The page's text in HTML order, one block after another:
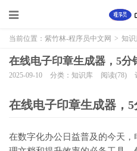
当前位置： 紫竹林-程序员中文网 > 知
在线电子印章生成器，5分
2025-09-10 分类：知识库 阅读(78)
在线电子印章生成器，
在数字化办公日益普及的今天